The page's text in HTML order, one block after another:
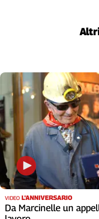
Sicilia
Toscana
Trentino
Umbria
D'Aosta
Veneto
Archivio
Storico
1955-
2014
VIDEO L'ANNIVERSARIO
Da Marcinelle un